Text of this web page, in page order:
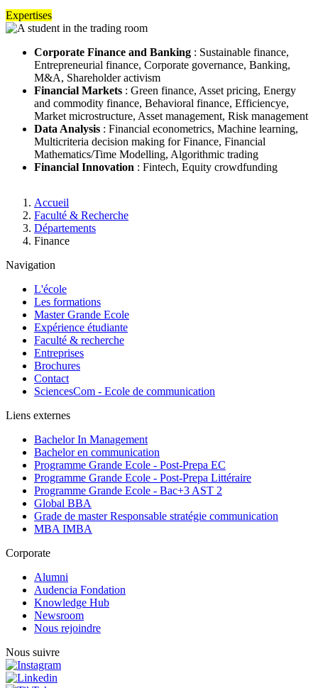
Expertises
Corporate Finance and Banking : Sustainable finance,
Entrepreneurial finance, Corporate governance, Banking,
M&A, Shareholder activism
Financial Markets : Green finance, Asset pricing, Energy
and commodity finance, Behavioral finance, Efficiencye,
Market microstructure, Asset management, Risk management
Data Analysis : Financial econometrics, Machine learning,
Multicriteria decision making for Finance, Financial
Mathematics/Time Modelling, Algorithmic trading
Financial Innovation : Fintech, Equity crowdfunding
d'Ariane
Accueil
Faculté & Recherche
Départements
Finance
Navigation
L'école
Les formations
Master Grande Ecole
Expérience étudiante
Faculté & recherche
Entreprises
Brochures
Contact
SciencesCom - Ecole de communication
Liens externes
Bachelor In Management
Bachelor en communication
Programme Grande Ecole - Post-Prepa EC
Programme Grande Ecole - Post-Prepa Littéraire
Programme Grande Ecole - Bac+3 AST 2
Global BBA
Grade de master Responsable stratégie communication
MBA IMBA
Corporate
Alumni
Audencia Fondation
Knowledge Hub
Newsroom
Nous rejoindre
Nous suivre